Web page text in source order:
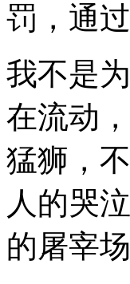
罚，通
我不是
在流动
猛狮，
人的哭
的屠宰